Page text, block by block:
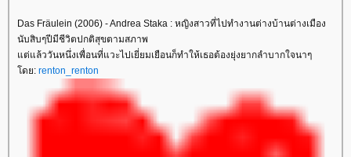
Das Fräulein (2006) - Andrea Staka : หญิงสาวที่ไปทำงานต่างบ้านต่างเมือง
นับสิบๆปีมีชีวิตปกติสุขตามสภาพ
ต่แล้ววันหนึ่งเพื่อนที่แวะไปเยี่ยมเยือนก็ทำให้เธอต้องยุ่งยากลำบากใจนาๆ
ดย: renton_renton